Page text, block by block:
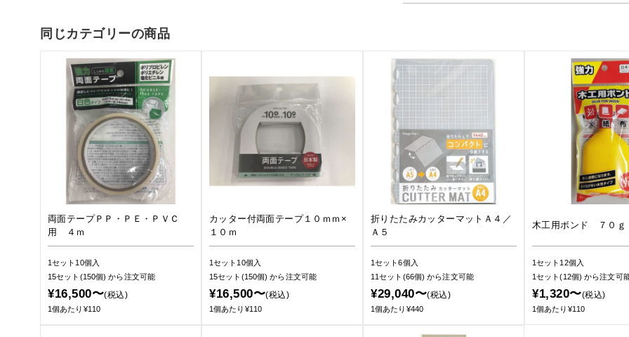
同じカテゴリーの商品
両面テープＰＰ・ＰＥ・ＰＶＣ
用 ４ｍ
1セット10個入
15セット(150個)から注文可能
¥16,500〜(税込)
1個あたり¥110
カッター付両面テープ１０ｍｍ×
１０ｍ
1セット10個入
15セット(150個)から注文可能
¥16,500〜(税込)
1個あたり¥110
折りたたみカッターマットＡ４／
Ａ５
1セット6個入
11セット(66個)から注文可能
¥29,040〜(税込)
1個あたり¥440
木工用ボンド ７０ｇ
1セット12個入
1セット(12個)から注文可
¥1,320〜(税込)
1個あたり¥110